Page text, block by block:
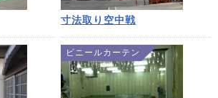
寸法取り空中戦
ビニールカーテン